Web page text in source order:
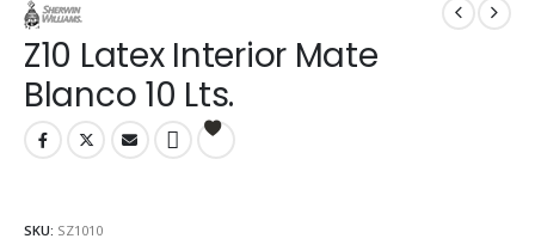
Z10 Latex Interior Mate
Blanco 10 Lts.
SKU: SZ1010